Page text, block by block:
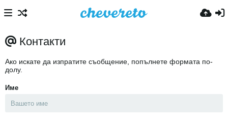
Контакти
Ако искате да изпратите съобщение, попълнете формата по-
долу.
Име